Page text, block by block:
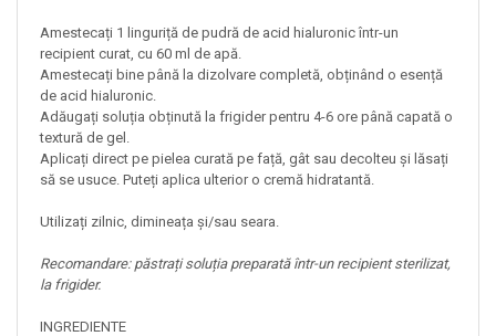
Amestecați 1 linguriță de pudră de acid hialuronic într-un
recipient curat, cu 60 ml de apă.
Amestecați bine până la dizolvare completă, obținând o esență
de acid hialuronic.
Adăugați soluția obținută la frigider pentru 4-6 ore până capată o
textură de gel.
Aplicați direct pe pielea curată pe față, gât sau decolteu și lăsați
să se usuce. Puteți aplica ulterior o cremă hidratantă.
Utilizați zilnic, dimineața și/sau seara.
Recomandare: păstrați soluția preparată într-un recipient sterilizat,
la frigider.
INGREDIENTE